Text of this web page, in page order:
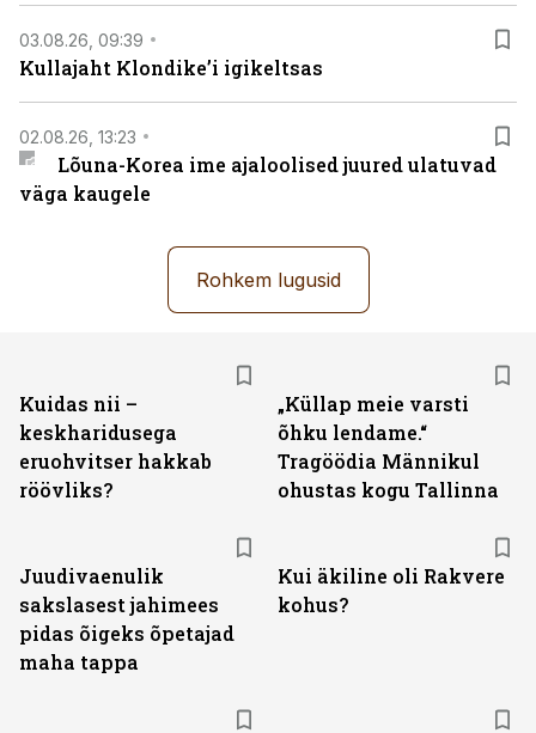
03.08.26, 09:39
Kullajaht Klondike’i igikeltsas
02.08.26, 13:23
Lõuna-Korea ime ajaloolised juured ulatuvad
väga kaugele
Rohkem lugusid
Kuidas nii –
keskharidusega
eruohvitser hakkab
röövliks?
„Küllap meie varsti
õhku lendame.“
Tragöödia Männikul
ohustas kogu Tallinna
Juudivaenulik
sakslasest jahimees
pidas õigeks õpetajad
maha tappa
Kui äkiline oli Rakvere
kohus?